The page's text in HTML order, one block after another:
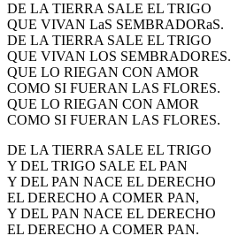
DE LA TIERRA SALE EL TRIGO
QUE VIVAN LaS SEMBRADORaS.
DE LA TIERRA SALE EL TRIGO
QUE VIVAN LOS SEMBRADORES.
QUE LO RIEGAN CON AMOR
COMO SI FUERAN LAS FLORES.
QUE LO RIEGAN CON AMOR
COMO SI FUERAN LAS FLORES.
DE LA TIERRA SALE EL TRIGO
Y DEL TRIGO SALE EL PAN
Y DEL PAN NACE EL DERECHO
EL DERECHO A COMER PAN,
Y DEL PAN NACE EL DERECHO
EL DERECHO A COMER PAN.